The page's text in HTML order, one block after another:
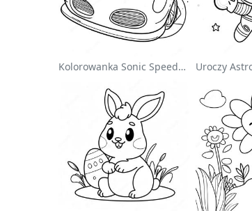
Kolorowanka Sonic Speedster